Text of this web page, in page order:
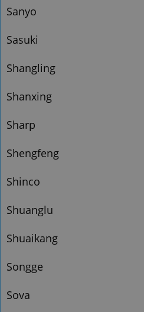
Sanyo
Sasuki
Shangling
Shanxing
Sharp
Shengfeng
Shinco
Shuanglu
Shuaikang
Songge
Sova